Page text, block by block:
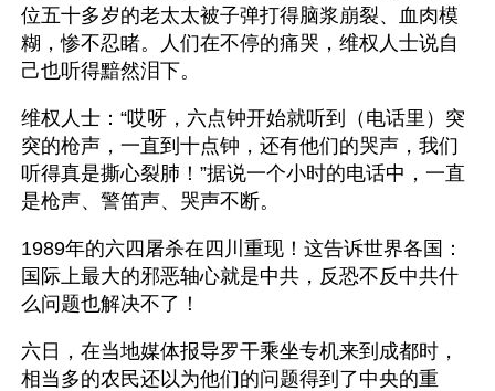
位五十多岁的老太太被子弹打得脑浆崩裂、血肉模
糊，惨不忍睹。人们在不停的痛哭，维权人士说自
己也听得黯然泪下。
维权人士：“哎呀，六点钟开始就听到（电话里）突
突的枪声，一直到十点钟，还有他们的哭声，我们
听得真是撕心裂肺！”据说一个小时的电话中，一直
是枪声、警笛声、哭声不断。
1989年的六四屠杀在四川重现！这告诉世界各国：
国际上最大的邪恶轴心就是中共，反恐不反中共什
么问题也解决不了！
六日，在当地媒体报导罗干乘坐专机来到成都时，
相当多的农民还以为他们的问题得到了中央的重